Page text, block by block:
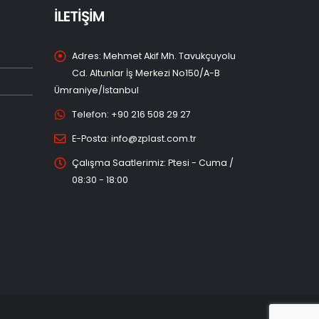
İLETİŞİM
Adres: Mehmet Akif Mh. Tavukçuyolu
Cd. Altunlar İş Merkezi No150/A-B
Ümraniye/İstanbul
Telefon: +90 216 508 29 27
E-Posta: info@zplast.com.tr
Çalışma Saatlerimiz: Ptesi - Cuma /
08:30 - 18:00